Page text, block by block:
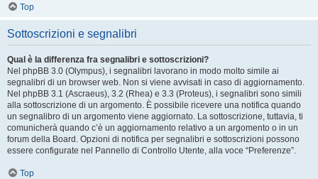
Top
Sottoscrizioni e segnalibri
Qual è la differenza fra segnalibri e sottoscrizioni?
Nel phpBB 3.0 (Olympus), i segnalibri lavorano in modo molto simile ai
segnalibri di un browser web. Non si viene avvisati in caso di aggiornamento.
Nel phpBB 3.1 (Ascraeus), 3.2 (Rhea) e 3.3 (Proteus), i segnalibri sono simili
alla sottoscrizione di un argomento. È possibile ricevere una notifica quando
un segnalibro di un argomento viene aggiornato. La sottoscrizione, tuttavia, ti
comunicherà quando c’è un aggiornamento relativo a un argomento o in un
forum della Board. Opzioni di notifica per segnalibri e sottoscrizioni possono
essere configurate nel Pannello di Controllo Utente, alla voce “Preferenze”.
Top